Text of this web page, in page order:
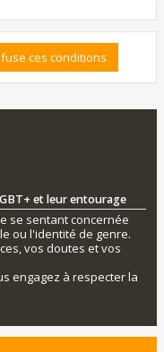
et leur entourage
se sentant concernée
ou l'identité de genre.
vos doutes et vos
engagez à respecter la